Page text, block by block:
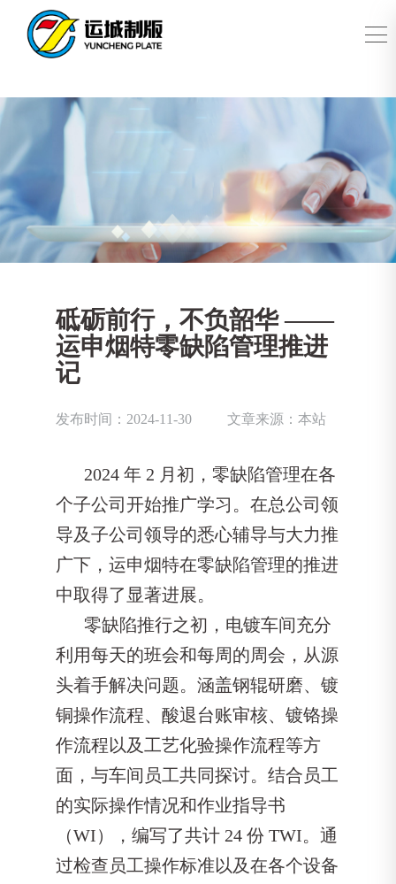
砥砺前行，不负韶华 ——
运申烟特零缺陷管理推进
记
发布时间：2024-11-30 文章来源：本站
2024 年 2 月初，零缺陷管理在各
个子公司开始推广学习。在总公司领
导及子公司领导的悉心辅导与大力推
广下，运申烟特在零缺陷管理的推进
中取得了显著进展。
零缺陷推行之初，电镀车间充分
利用每天的班会和每周的周会，从源
头着手解决问题。涵盖钢辊研磨、镀
铜操作流程、酸退台账审核、镀铬操
作流程以及工艺化验操作流程等方
面，与车间员工共同探讨。结合员工
的实际操作情况和作业指导书
（WI），编写了共计 24 份 TWI。通
过检查员工操作标准以及在各个设备